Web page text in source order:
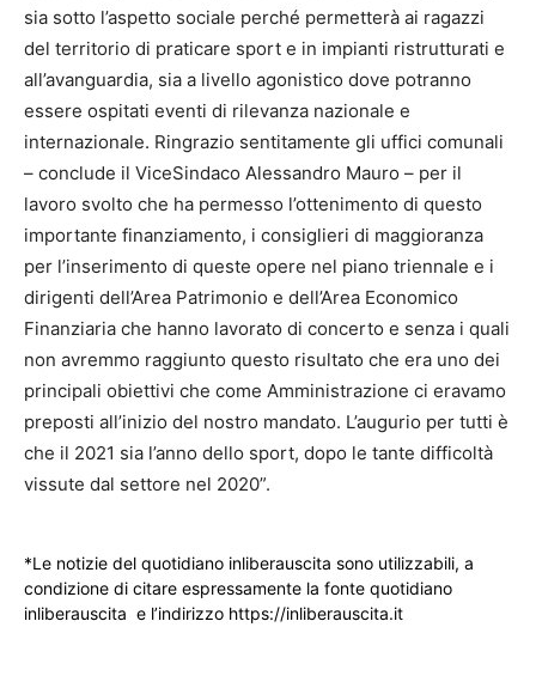
sia sotto l’aspetto sociale perché permetterà ai ragazzi
del territorio di praticare sport e in impianti ristrutturati e
all’avanguardia, sia a livello agonistico dove potranno
essere ospitati eventi di rilevanza nazionale e
internazionale. Ringrazio sentitamente gli uffici comunali
– conclude il ViceSindaco Alessandro Mauro – per il
lavoro svolto che ha permesso l’ottenimento di questo
importante finanziamento, i consiglieri di maggioranza
per l’inserimento di queste opere nel piano triennale e i
dirigenti dell’Area Patrimonio e dell’Area Economico
Finanziaria che hanno lavorato di concerto e senza i quali
non avremmo raggiunto questo risultato che era uno dei
principali obiettivi che come Amministrazione ci eravamo
preposti all’inizio del nostro mandato. L’augurio per tutti è
che il 2021 sia l’anno dello sport, dopo le tante difficoltà
vissute dal settore nel 2020”.
*Le notizie del quotidiano inliberauscita sono utilizzabili, a
condizione di citare espressamente la fonte quotidiano
inliberauscita e l’indirizzo https://inliberauscita.it